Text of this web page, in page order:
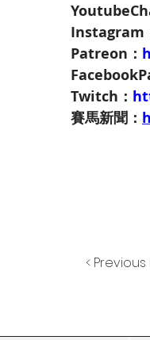
Instagram
Patreon：
Twitch：
賽馬新聞：
<